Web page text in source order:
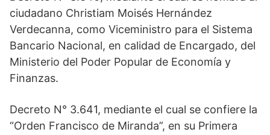
ciudadano Christiam Moisés Hernández
Verdecanna, como Viceministro para el Sistema
Bancario Nacional, en calidad de Encargado, del
Ministerio del Poder Popular de Economía y
Finanzas.
Decreto N° 3.641, mediante el cual se confiere la
“Orden Francisco de Miranda”, en su Primera